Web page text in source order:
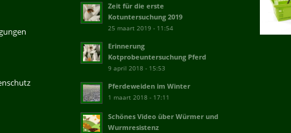
Zeit für die erste
Kotuntersuchung 2019
25 maart 2019 - 11:54
Erinnerung
Kotprobeuntersuchung Pferd
9 april 2018 - 15:53
Pferdeweiden im Winter
1 maart 2018 - 17:11
Schönes Video über Würmer und
Wurmresistenz